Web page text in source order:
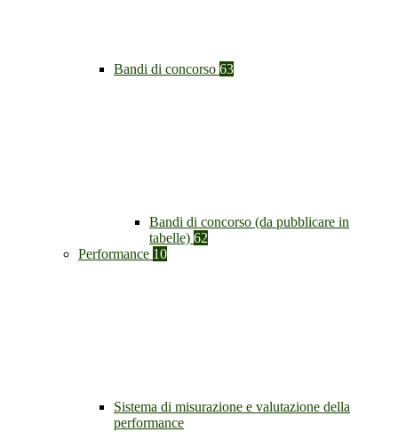
Bandi di concorso 63
Bandi di concorso (da pubblicare in
tabelle) 62
Performance 10
Sistema di misurazione e valutazione della
performance